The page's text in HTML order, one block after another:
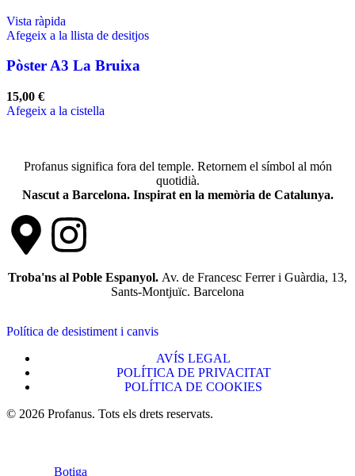
Vista ràpida
Afegeix a la llista de desitjos
Pòster A3 La Bruixa
15,00 €
Afegeix a la cistella
Profanus significa fora del temple. Retornem el símbol al món
quotidià.
Nascut a Barcelona. Inspirat en la memòria de Catalunya.
Troba'ns al Poble Espanyol. Av. de Francesc Ferrer i Guàrdia, 13,
Sants-Montjuïc. Barcelona
Política de desistiment i canvis
AVÍS LEGAL
POLÍTICA DE PRIVACITAT
POLÍTICA DE COOKIES
© 2026 Profanus. Tots els drets reservats.
Botiga